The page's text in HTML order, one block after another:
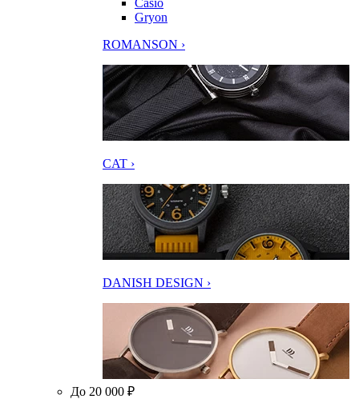
Casio
Gryon
ROMANSON ›
CAT ›
DANISH DESIGN ›
До 20 000 ₽